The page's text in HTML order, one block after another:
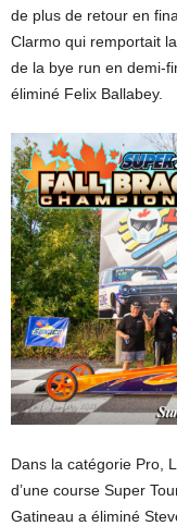
de plus de retour en
Clarmo qui remportait
de la bye run en demi-
éliminé Felix Ballabey.
Dans la catégorie Pro,
d’une course Super
Gatineau a éliminé